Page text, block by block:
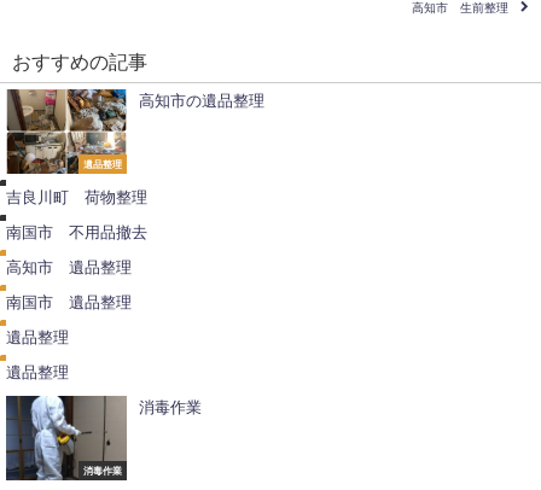
高知市 生前整理
おすすめの記事
遺品整理
高知市の遺品整理
吉良川町 荷物整理
南国市 不用品撤去
高知市 遺品整理
南国市 遺品整理
遺品整理
遺品整理
消毒作業
消毒作業